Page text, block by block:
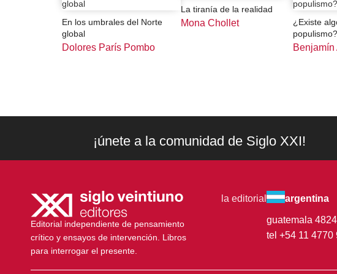
En los umbrales del Norte
global
Dolores París Pombo
La tiranía de la realidad
Mona Chollet
¿Existe
populismo?
Benjamín
¡únete a la comunidad de Siglo XXI!
Editorial independiente de pensamiento
crítico y ensayos de intervención. Libros
para interrogar el presente.
la editorial argentina
guatemala
tel +54 11 4770